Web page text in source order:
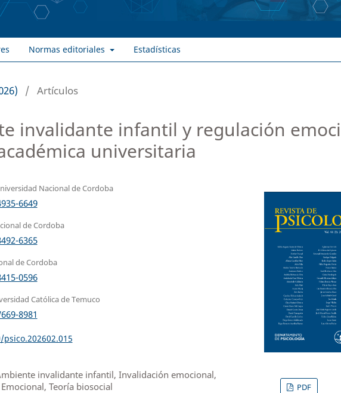
Normas editoriales Estadísticas
/ Artículos
invalidante infantil y regulación
universitaria
Nacional de Cordoba
6649
de Cordoba
6365
de Cordoba
0596
Católica de Temuco
8981
invalidante infantil, Invalidación emocional,
Teoría biosocial
PDF